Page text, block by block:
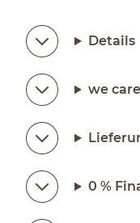
Details
we care
0 %